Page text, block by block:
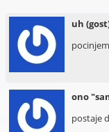
uh
ono
postaje